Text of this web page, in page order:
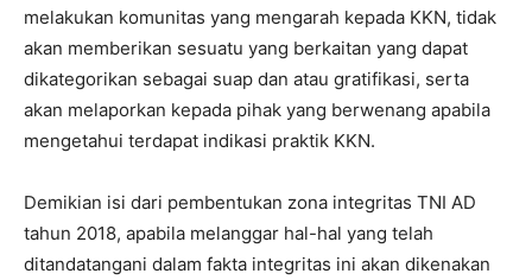
melakukan komunitas yang mengarah kepada KKN, tidak
akan memberikan sesuatu yang berkaitan yang dapat
dikategorikan sebagai suap dan atau gratifikasi, serta
akan melaporkan kepada pihak yang berwenang apabila
mengetahui terdapat indikasi praktik KKN.
Demikian isi dari pembentukan zona integritas TNI AD
tahun 2018, apabila melanggar hal-hal yang telah
ditandatangani dalam fakta integritas ini akan dikenakan